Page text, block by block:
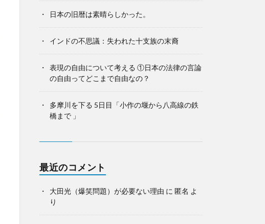
日本の旧暦は素晴らしかった。
インドの不思議：失われた十支族の末裔
表現の自由について考える ①日本の法律の言論
の自由ってどこまで自由なの？
多摩川を下る 5日目「小作の堰から八高線の鉄
橋まで 」
最近のコメント
大田光（爆笑問題）が必要ない理由 に 匿名 よ
り